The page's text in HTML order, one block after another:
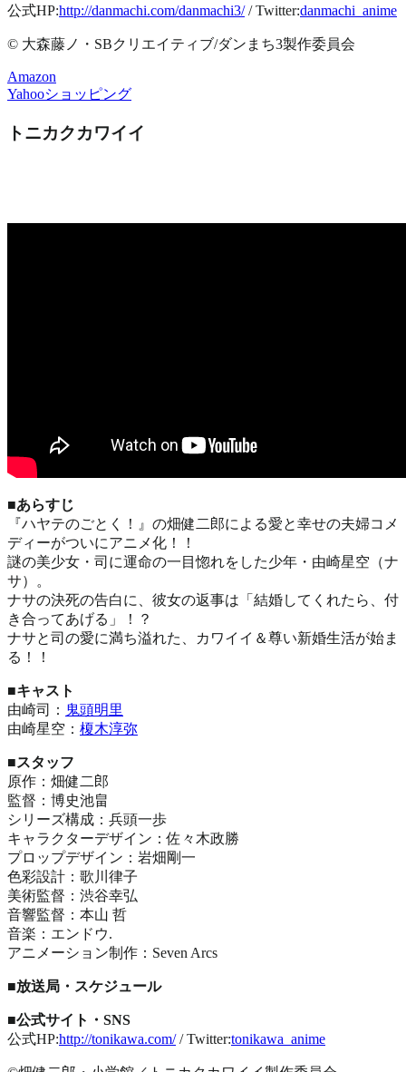
公式HP:http://danmachi.com/danmachi3// Twitter:danmachi_anime
© 大森藤ノ・SBクリエイティブ/ダンまち3製作委員会
Amazon
Yahooショッピング
トニカクカワイイ
■あらすじ
『ハヤテのごとく！』の畑健二郎による愛と幸せの夫婦コメ
ディーがついにアニメ化！！
謎の美少女・司に運命の一目惚れをした少年・由崎星空（ナ
サ）。
ナサの決死の告白に、彼女の返事は「結婚してくれたら、付
き合ってあげる」！？
ナサと司の愛に満ち溢れた、カワイイ＆尊い新婚生活が始ま
る！！
■キャスト
由崎司： 鬼頭明里
由崎星空： 榎木淳弥
■スタッフ
原作：畑健二郎
監督：博史池畠
シリーズ構成：兵頭一歩
キャラクターデザイン：佐々木政勝
プロップデザイン：岩畑剛一
色彩設計：歌川律子
美術監督：渋谷幸弘
音響監督：本山 哲
音楽：エンドウ.
アニメーション制作：Seven Arcs
■放送局・スケジュール
■公式サイト・SNS
公式HP:http://tonikawa.com// Twitter:tonikawa_anime